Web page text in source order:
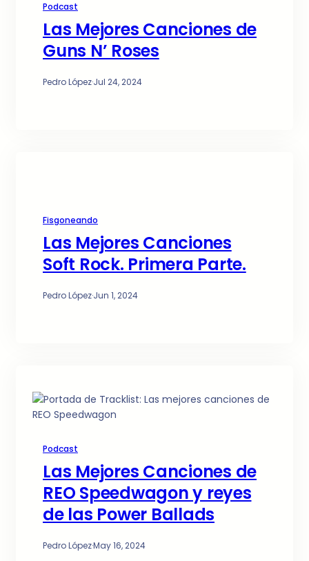
Podcast
Las Mejores Canciones de
Guns N’ Roses
Pedro López·Jul 24, 2024
Fisgoneando
Las Mejores Canciones
Soft Rock. Primera Parte.
Pedro López·Jun 1, 2024
Podcast
Las Mejores Canciones de
REO Speedwagon y reyes
de las Power Ballads
Pedro López·May 16, 2024